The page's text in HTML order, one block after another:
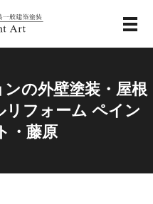
メ
の外壁塗装・屋根
リフォーム ペイン
・藤原